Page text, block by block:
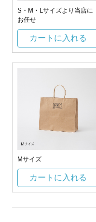
S・M・Lサイズより当店に
お任せ
カートに入れる
Mサイズ
カートに入れる